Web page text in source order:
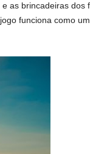
as brincadeiras
funciona como